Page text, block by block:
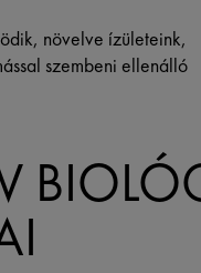
növelve ízületeink,
szembeni ellenálló